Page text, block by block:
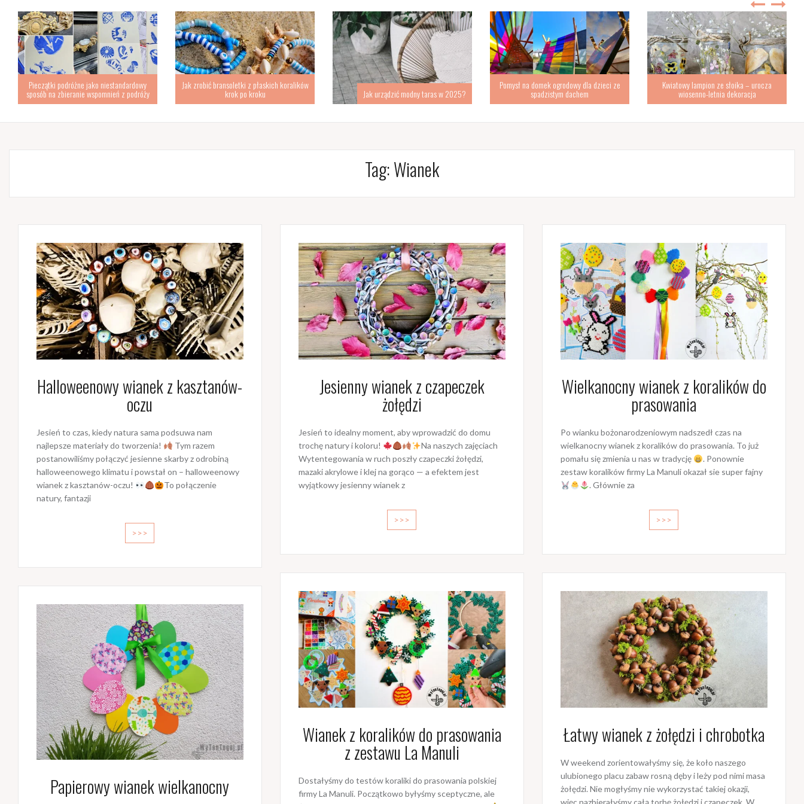
Pieczątki podróżne jako niestandardowy
sposób na zbieranie wspomnień z podróży
Jak zrobić bransoletki z płaskich koralików
krok po kroku Jak urządzić modny taras w 2025?
Pomysł na domek ogrodowy dla dzieci ze
spadzistym dachem
Kwiatowy lampion ze słoika – urocza
wiosenno-letnia dekoracja
Tag:Wianek
Halloweenowy wianek z kasztanów-
oczu
Jesień to czas, kiedy natura sama podsuwa nam
najlepsze materiały do tworzenia!
Tym razem
postanowiliśmy połączyć jesienne skarby z odrobiną
halloweenowego klimatu i powstał on – halloweenowy
wianek z kasztanów-oczu!
To połączenie
natury, fantazji
>>>
Jesienny wianek z czapeczek
żołędzi
Jesień to idealny moment, aby wprowadzić do domu
trochę natury i koloru!
Na naszych zajęciach
Wytentegowania w ruch poszły czapeczki żołędzi,
mazaki akrylowe i klej na gorąco — a efektem jest
wyjątkowy jesienny wianek z
>>>
Wielkanocny wianek z koralików do
prasowania
Po wianku bożonarodzeniowym nadszedł czas na
wielkanocny wianek z koralików do prasowania. To już
pomału się zmienia u nas w tradycję
. Ponownie
zestaw koralików firmy La Manuli okazał sie super fajny
. Głównie za
>>>
Wianek z koralików do prasowania
z zestawu La Manuli
Dostałyśmy do testów koraliki do prasowania polskiej
firmy La Manuli. Początkowo byłyśmy sceptyczne, ale
Łatwy wianek z żołędzi i chrobotka
W weekend zorientowałyśmy się, że koło naszego
ulubionego placu zabaw rosną dęby i leży pod nimi masa
żołędzi. Nie mogłyśmy nie wykorzystać takiej okazji,
więc nazbierałyśmy całą torbę żołędzi i czapeczek. W
Papierowy wianek wielkanocny